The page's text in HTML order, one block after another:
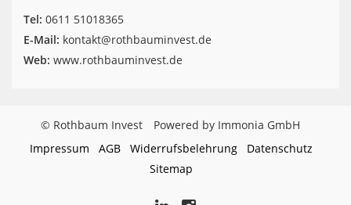
Tel: ‎0611 51018365
E-Mail: kontakt@rothbauminvest.de
Web: www.rothbauminvest.de
© Rothbaum Invest
Powered by Immonia GmbH
Impressum
AGB Widerrufsbelehrung
Datenschutz
Sitemap